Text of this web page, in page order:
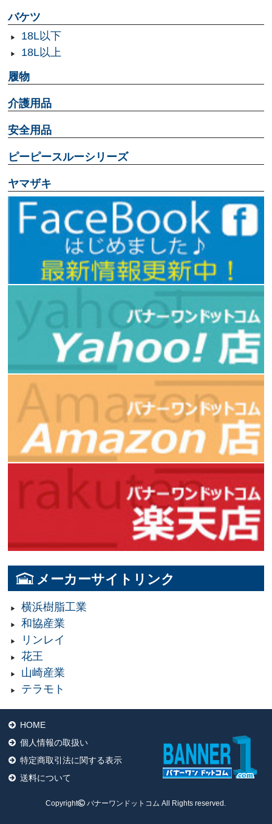
バケツ
18L以下
18L以上
履物
介護用品
安全用品
ピーピースルーシリーズ
ヤマザキ
メーカーサイトリンク
横浜樹脂工業
和協産業
リンレイ
花王
山崎産業
テラモト
HOME
個人情報の取扱い
特定商取引法に関する表示
送料について
Copyright バナーワンドットコム All Rights reserved.